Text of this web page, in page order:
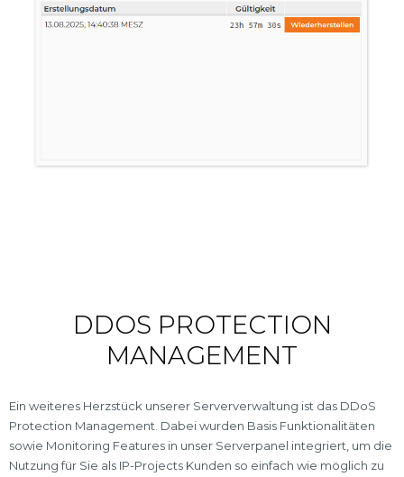
DDOS PROTECTION
MANAGEMENT
Ein weiteres Herzstück unserer Serververwaltung ist das DDoS
Protection Management. Dabei wurden Basis Funktionalitäten
sowie Monitoring Features in unser Serverpanel integriert, um die
Nutzung für Sie als IP-Projects Kunden so einfach wie möglich zu